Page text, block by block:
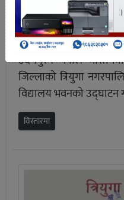
भारतीय सहयोगमा
को उद्घाटन हुँदै
उदयपुर ।
जिल्लाको त्रियुगा
विद्यालय भवनको उद्घाटन
विस्तारमा